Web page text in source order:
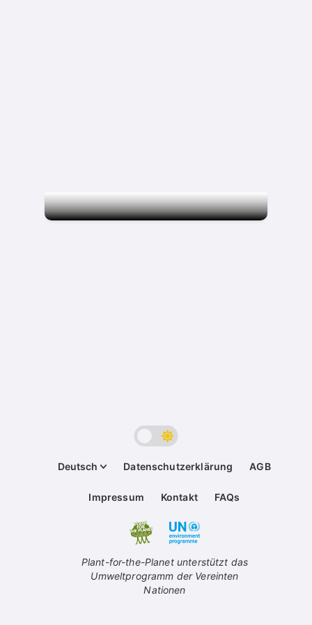
Deutsch Datenschutzerklärung AGB
Impressum Kontakt FAQs
Plant-for-the-Planet unterstützt das
Umweltprogramm der Vereinten
Nationen